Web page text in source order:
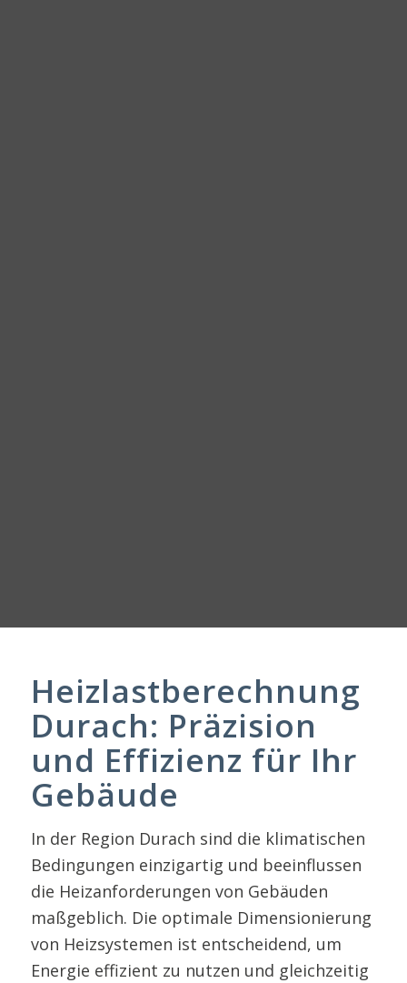
Heizlastberechnung
Durach: Präzision
und Effizienz für Ihr
Gebäude
In der Region Durach sind die klimatischen
Bedingungen einzigartig und beeinflussen
die Heizanforderungen von Gebäuden
maßgeblich. Die optimale Dimensionierung
von Heizsystemen ist entscheidend, um
Energie effizient zu nutzen und gleichzeitig